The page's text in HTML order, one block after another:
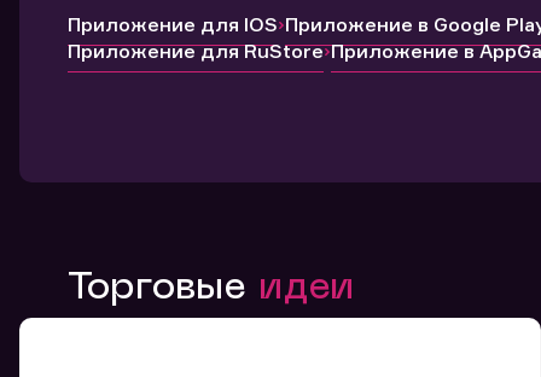
Приложение для IOS Приложение в Google
Приложение для RuStore Приложение в
Торговые идеи